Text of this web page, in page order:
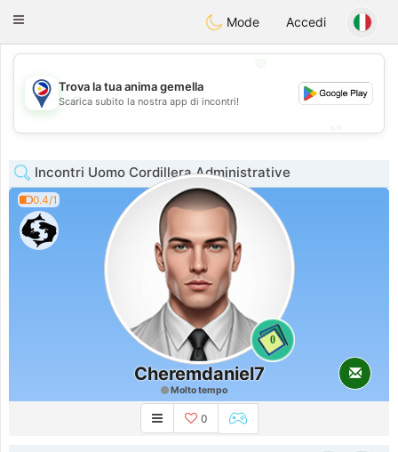
PhilippinesChat
Toggle
Mode Accedi
💖
💕
Trova la tua anima gemella
Scarica subito la nostra app di incontri!
Incontri Uomo Cordillera Administrative
0.4/1
0
Cheremdaniel7
Molto tempo
0